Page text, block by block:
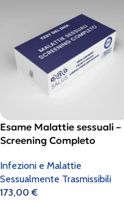
Esame Malattie sessuali –
Screening Completo
Infezioni e Malattie
Sessualmente Trasmissibili
173,00€